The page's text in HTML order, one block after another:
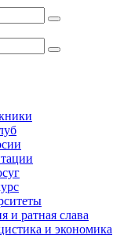
и ратная слава
и экономика